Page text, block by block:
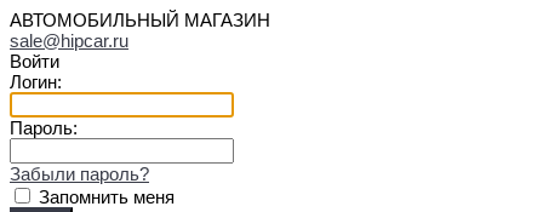
АВТОМОБИЛЬНЫЙ МАГАЗИН
sale@hipcar.ru
Войти
Логин:
Пароль:
Забыли пароль?
Запомнить меня